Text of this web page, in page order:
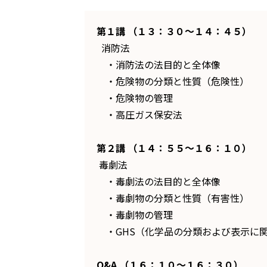
第１講 （１３：３０～１４：４５）
消防法
・消防法の法目的と全体像
・危険物の分類と性質（危険性）
・危険物の管理
・高圧ガス保安法
第２講 （１４：５５～１６：１０）
毒劇法
・毒劇法の法目的と全体像
・毒劇物の分類と性質（有害性）
・毒劇物の管理
・GHS（化学品の分類および表示に